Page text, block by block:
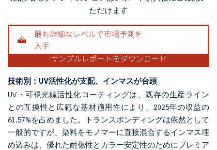
ただけます
技術別：UV活性化が支配、インマスが台頭
UV・可視光線活性化コーティングは、既存の生産ライン
との互換性と広範な基材適用性により、2025年の収益の
61.57%を占めました。トランスボンディングは依然として
一般的ですが、染料をモノマーに直接混合するインマス埋
め込みは、優れた耐傷性とカラー安定性のためにプレミア